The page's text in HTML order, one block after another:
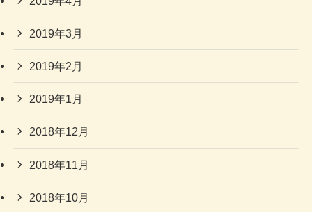
2019年3月
2019年2月
2019年1月
2018年12月
2018年11月
2018年10月